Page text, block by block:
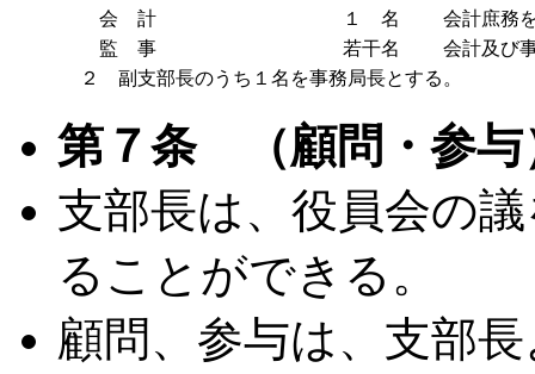
会 計
１ 名
会計庶務を
監 事
若干名
会計及び事
２ 副支部長のうち１名を事務局長とする。
第７条 （顧問・参与
支部長は、役員会の
ることができる。
顧問、参与は、支部